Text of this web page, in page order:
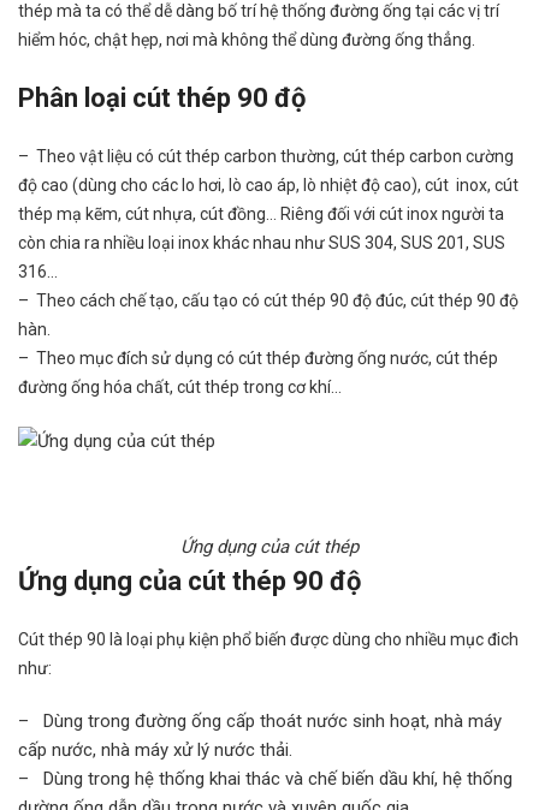
thép mà ta có thể dễ dàng bố trí hệ thống đường ống tại các vị trí
hiểm hóc, chật hẹp, nơi mà không thể dùng đường ống thẳng.
Phân loại cút thép 90 độ
– Theo vật liệu có cút thép carbon thường, cút thép carbon cường
độ cao (dùng cho các lo hơi, lò cao áp, lò nhiệt độ cao), cút inox, cút
thép mạ kẽm, cút nhựa, cút đồng… Riêng đối với cút inox người ta
còn chia ra nhiều loại inox khác nhau như SUS 304, SUS 201, SUS
316…
– Theo cách chế tạo, cấu tạo có cút thép 90 độ đúc, cút thép 90 độ
hàn.
– Theo mục đích sử dụng có cút thép đường ống nước, cút thép
đường ống hóa chất, cút thép trong cơ khí…
Ứng dụng của cút thép
Ứng dụng của cút thép 90 độ
Cút thép 90 là loại phụ kiện phổ biến được dùng cho nhiều mục đich
như:
– Dùng trong đường ống cấp thoát nước sinh hoạt, nhà máy
cấp nước, nhà máy xử lý nước thải.
– Dùng trong hệ thống khai thác và chế biến dầu khí, hệ thống